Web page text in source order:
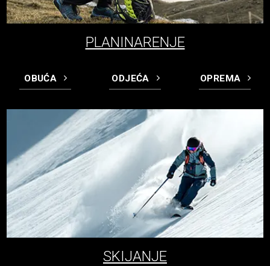
PLANINARENJE
OBUĆA ODJEĆA OPREMA
SKIJANJE